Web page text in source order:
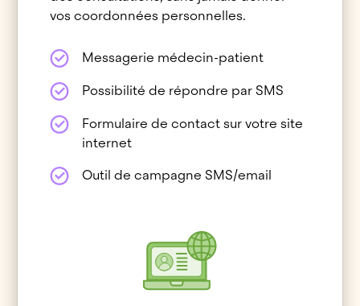
vos coordonnées personnelles.
Messagerie médecin-patient
Possibilité de répondre par SMS
Formulaire de contact sur votre site
internet
Outil de campagne SMS/email